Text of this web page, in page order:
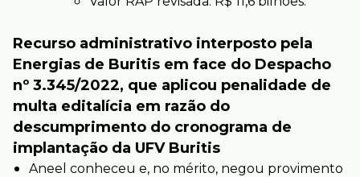
Recurso administrativo interposto pela
Energias de Buritis em face do Despacho
nº 3.345/2022, que aplicou penalidade de
multa editalícia em razão do
descumprimento do cronograma de
implantação da UFV Buritis
Aneel conheceu e, no mérito, negou provimento